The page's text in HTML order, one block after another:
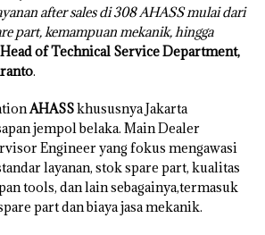
after sales di 308 AHASS mulai dari
part, kemampuan mekanik, hingga
Head of Technical Service Department,
.
AHASSkhususnya Jakarta
jempol belaka. Main Dealer
Engineer yang fokus mengawasi
layanan, stok spare part, kualitas
tools, dan lain sebagainya,termasuk
part dan biaya jasa mekanik.